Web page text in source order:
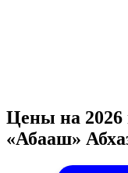
Цены на 2026
«Абааш»